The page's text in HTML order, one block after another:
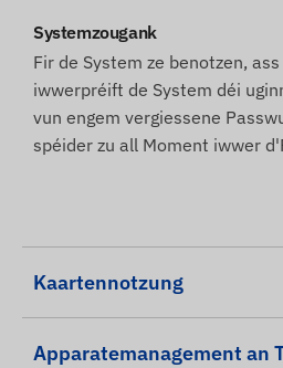
Systemzougank
Fir de System ze benotzen,
iwwerpréift de System déi
vun engem vergiessene
spéider zu all Moment iwwer
Kaartennotzung
Apparatemanagement an